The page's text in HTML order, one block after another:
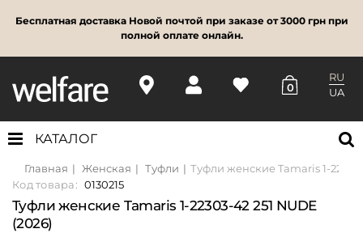
Бесплатная доставка Новой почтой при заказе от 3000 грн при
полной оплате онлайн.
0
RU
UA
КАТАЛОГ
Главная Женская Туфли
Туфли женские Tamaris 1-
Код товара: 0130215
Туфли женские Tamaris 1-22303-42 251 NUDE
(2026)